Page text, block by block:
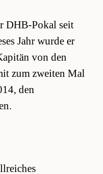
DHB-Pokal seit
Jahr wurde er
von den
zum zweiten Mal
den